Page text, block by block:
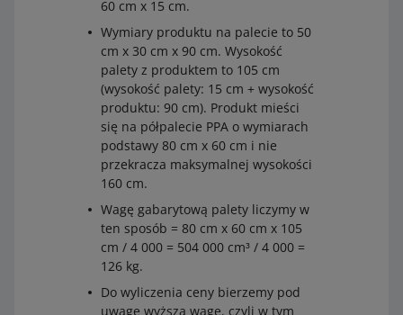
60 cm x 15 cm.
Wymiary produktu na palecie to 50
cm x 30 cm x 90 cm. Wysokość
palety z produktem to 105 cm
(wysokość palety: 15 cm + wysokość
produktu: 90 cm). Produkt mieści
się na półpalecie PPA o wymiarach
podstawy 80 cm x 60 cm i nie
przekracza maksymalnej wysokości
160 cm.
Wagę gabarytową palety liczymy w
ten sposób = 80 cm x 60 cm x 105
cm / 4 000 = 504 000 cm³ / 4 000 =
126 kg.
Do wyliczenia ceny bierzemy pod
uwagę wyższą wagę, czyli w tym